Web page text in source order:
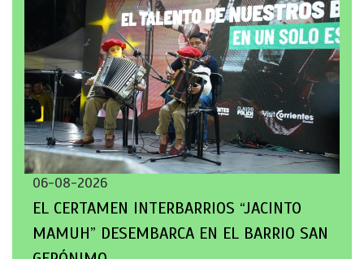
06-08-2026
EL CERTAMEN INTERBARRIOS “JACINTO
MAMUH” DESEMBARCA EN EL BARRIO SAN